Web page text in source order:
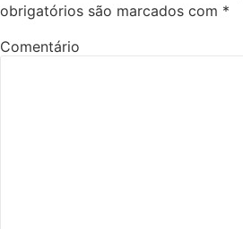
obrigatórios são marcados com *
Comentário